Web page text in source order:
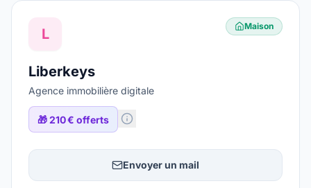
L Maison
Liberkeys
Agence immobilière digitale
🎁210 € offerts
Envoyer un mail